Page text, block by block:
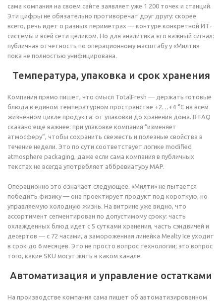
сама компания на своем сайте заявляет уже 1 200 точек и станций.
Эти цифры не обязательно противоречат друг другу: скорее
всего, речь идет о разных периметрах — контуре конкретной ИТ-
системы и всей сети целиком. Но для аналитика это важный сигнал:
публичная отчетность по операционному масштабу у «Милти»
пока не полностью унифицирована.
Температура, упаковка и срок хранения
Компания прямо пишет, что смысл TotalFresh — держать готовые
блюда в едином температурном пространстве +2…+4 °C на всем
жизненном цикле продукта: от упаковки до хранения дома. В FAQ
сказано еще важнее: при упаковке компания “изменяет
атмосферу”, чтобы сохранить свежесть и полезные свойства в
течение недели. Это по сути соответствует логике modified
atmosphere packaging, даже если сама компания в публичных
текстах не всегда употребляет аббревиатуру MAP.
Операционно это означает следующее. «Милти» не пытается
победить физику — она проектирует продукт под короткую, но
управляемую холодную жизнь. На витрине уже видно, что
ассортимент сегментирован по допустимому сроку: часть
охлажденных блюд идет с 5 сутками хранения, часть сэндвичей и
десертов — с 72 часами, а замороженная линейка Mealty Ice уходит
в срок до 6 месяцев. Это не просто вопрос технологии; это вопрос
того, какие SKU могут жить в каком канале.
Автоматизация и управление остатками
На производстве компания сама пишет об автоматизированном